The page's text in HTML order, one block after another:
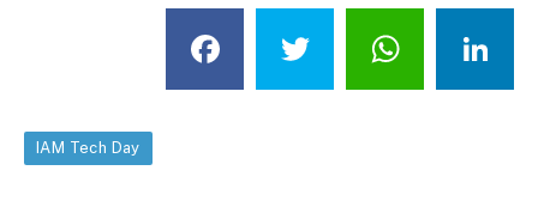
Facebook
Twitter
IAM Tech Day